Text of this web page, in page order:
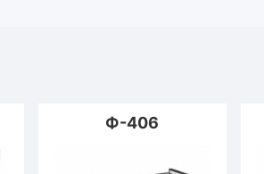
Ф-406